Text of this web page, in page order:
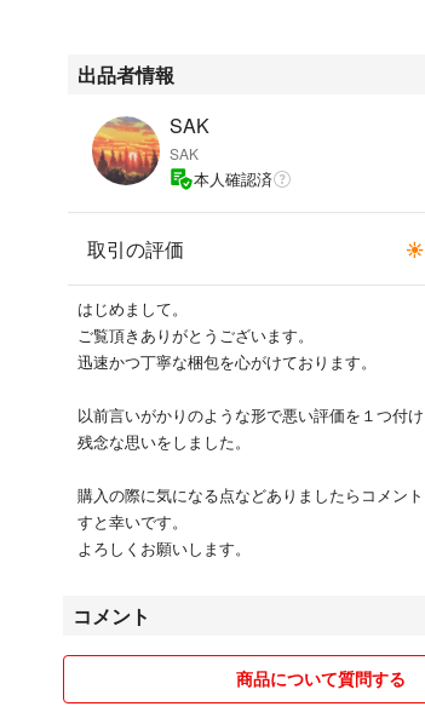
左右にファスナーがあり、開閉することでシルエ
す。
伝統的な製法は受け継ぎつつもデザイン・バタ
れています。
縫製は一貫してMADE IN ENGLANDに拘っていま
#camielfortgens #カミエルフォートヘンス
#maateeandsons #マーティーアンドサンズ
#comoli #コモリ #auralee #オーラリー
#ciota #シオタ #niceness #ナイスネス
#cristaseya #クリスタセヤ
#kaptainsunshine #キャプテンサンシャイン
#herill #ヘリル #apresse #アプレッセ
#studionicholson #スタジオニコルソン #Margiela
#unused #アンユーズド #Graphpaper #グラフペ
ー #stein #シュタイン
#hyke #ハイク #LAVENHAM #ラベンハム
出品者情報
SAK
SAK
本人確認済
取引の評価
はじめまして。
ご覧頂きありがとうございます。
迅速かつ丁寧な梱包を心がけております。
以前言いがかりのような形で悪い評価を１つ付
残念な思いをしました。
購入の際に気になる点などありましたらコメン
すと幸いです。
よろしくお願いします。
コメント
商品について質問する